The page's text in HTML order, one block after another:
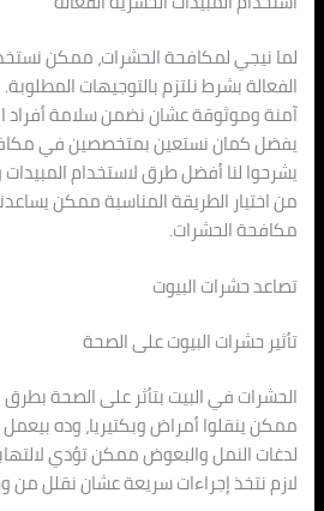
لما نيجي لمكافحة الحشرات، ممكن
الفعالة بشرط نلتزم بالتوجيهات
آمنة وموثوقة عشان نضمن سلامة أفراد
يفضل كمان نستعين بمتخصصين في
يشرحوا لنا أفضل طرق لاستخدام
من اختيار الطريقة المناسبة ممكن
مكافحة الحشرات.
تصاعد حشرات البيوت
تأثير حشرات البيوت على الصحة
الحشرات في البيت بتأثر على الصحة بطرق
ممكن ينقلوا أمراض وبكتيريا، وده
لدغات النمل والبعوض ممكن تؤدي
لازم نتخذ إجراءات سريعة عشان نقلل من